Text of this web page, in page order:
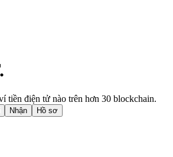
.
tiền điện tử nào trên hơn 30 blockchain.
Nhận Hồ sơ